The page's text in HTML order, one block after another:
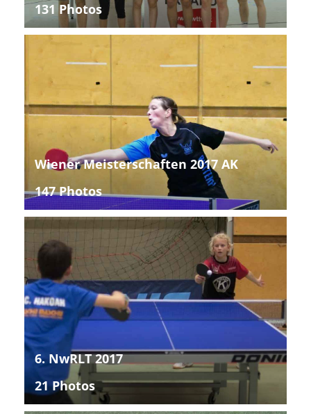
131 Photos
Wiener Meisterschaften 2017 AK
147 Photos
6. NwRLT 2017
21 Photos